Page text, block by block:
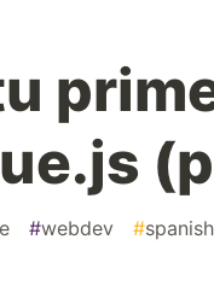
#webdev #spanish